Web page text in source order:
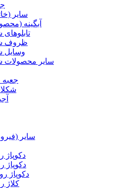
سایر
آبگینه
ظروف
وسایل
سایر محصولات
جعبه
سایر
دکوپاژ
کلاژ